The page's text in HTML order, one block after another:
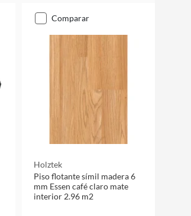
comparar
Holztek
Piso flotante símil madera 6
mm Essen café claro mate
interior 2.96 m2